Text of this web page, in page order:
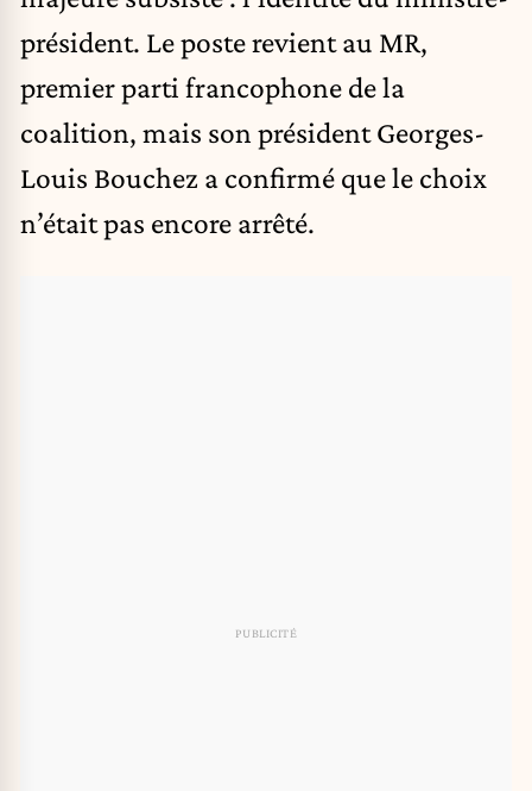
président. Le poste revient au MR,
premier parti francophone de la
coalition, mais son président Georges-
Louis Bouchez a confirmé que le choix
n’était pas encore arrêté.